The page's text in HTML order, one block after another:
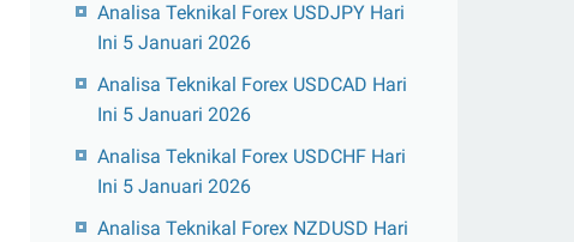
Analisa Teknikal Forex USDJPY Hari
Ini 5 Januari 2026
Analisa Teknikal Forex USDCAD Hari
Ini 5 Januari 2026
Analisa Teknikal Forex USDCHF Hari
Ini 5 Januari 2026
Analisa Teknikal Forex NZDUSD Hari